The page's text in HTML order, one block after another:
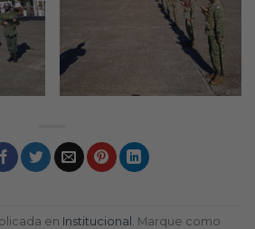
en Institucional
. Marque como